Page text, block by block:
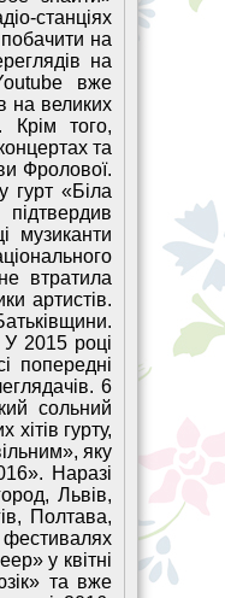
станціях
на
на
вже
на великих
Крім того,
та
Фролової.
гурт «Біла
музиканти
втратила
артистів.
2015 році
попередні
6
сольний
гурту,
яку
Наразі
Львів,
Полтава,
у квітні
та вже